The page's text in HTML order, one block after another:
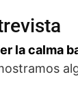
la calma